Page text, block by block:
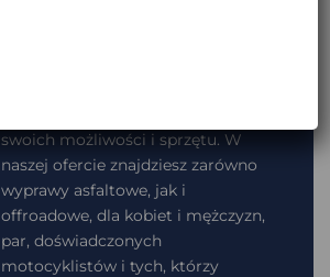
swoich możliwości i sprzętu. W
naszej ofercie znajdziesz zarówno
wyprawy asfaltowe, jak i
offroadowe, dla kobiet i mężczyzn,
par, doświadczonych
motocyklistów i tych, którzy